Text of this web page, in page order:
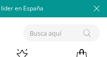
lider en España